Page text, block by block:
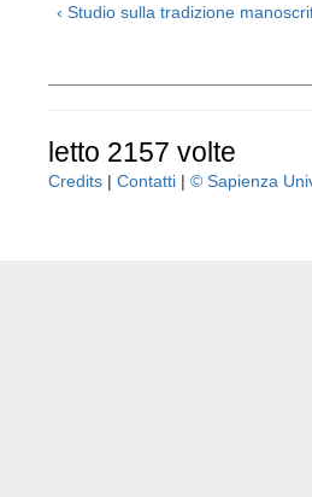
‹ Studio sulla tradizione
letto 2157 volte
Credits | Contatti | © Sapienza